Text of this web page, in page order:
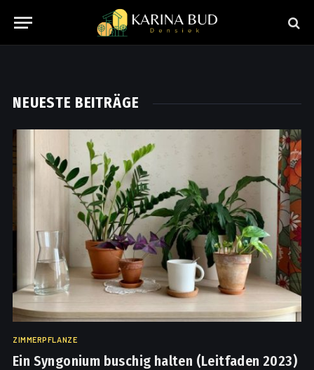
NEUESTE BEITRÄGE
ZIMMERPFLANZE
Ein Syngonium buschig halten (Leitfaden 2023)